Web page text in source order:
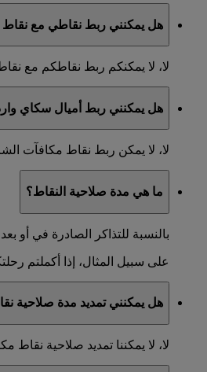
هل يمكنني ربط نقاطي مع
لا، لا يمكنكم ربط نقاطكم مع
هل يمكنني ربط أميال سكاي
لا، لا يمكن ربط نقاط مكافآت
ما هي مدة صلاحية النقاط؟
بالنسبة للتذاكر الصادرة في أو بعد 1 أبريل 2019، ستكون نقاط مكافآت الشركات صالحة لعامين. ستنتهي صلاحيتها في اليوم الأخير من الشهر الذي تم فيه إكمال الرحلة.
على سبيل المثال، إذا أكملتم رحلتكم في 15 سبتمبر 2018، فستكون نقاطكم صالحة
هل يمكنني تمديد مدة صلاحية
لا، لا يمكننا تمديد صلاحية نقاط